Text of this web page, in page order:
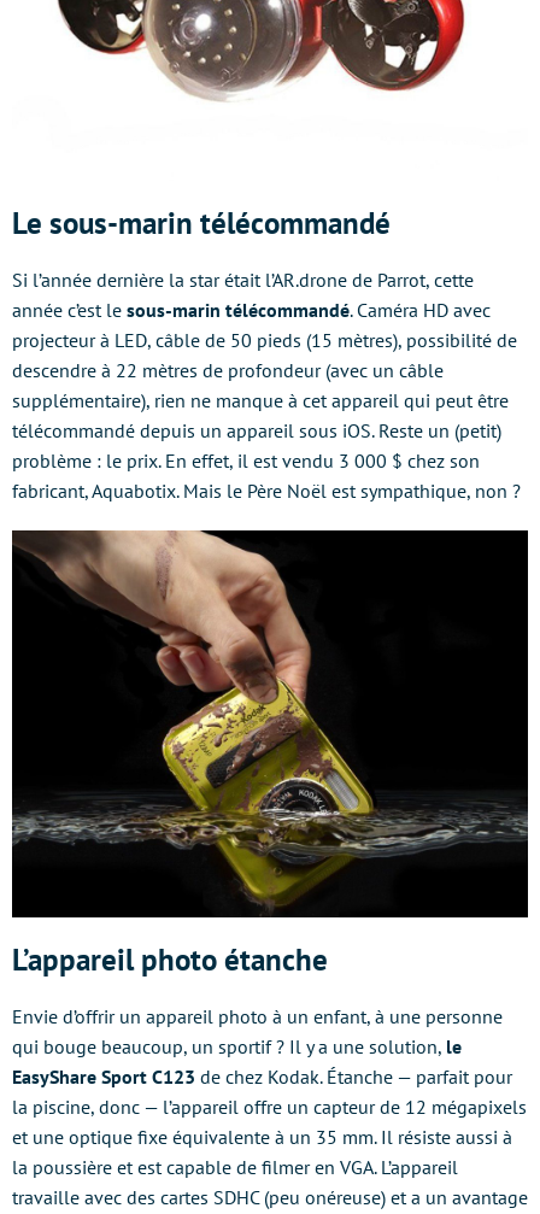
Le sous-marin télécommandé
Si l’année dernière la star était l’AR.drone de Parrot, cette
année c’est le sous-marin télécommandé. Caméra HD avec
projecteur à LED, câble de 50 pieds (15 mètres), possibilité de
descendre à 22 mètres de profondeur (avec un câble
supplémentaire), rien ne manque à cet appareil qui peut être
télécommandé depuis un appareil sous iOS. Reste un (petit)
problème : le prix. En effet, il est vendu 3 000 $ chez son
fabricant, Aquabotix. Mais le Père Noël est sympathique, non ?
L’appareil photo étanche
Envie d’offrir un appareil photo à un enfant, à une personne
qui bouge beaucoup, un sportif ? Il y a une solution, le
EasyShare Sport C123 de chez Kodak. Étanche — parfait pour
la piscine, donc — l’appareil offre un capteur de 12 mégapixels
et une optique fixe équivalente à un 35 mm. Il résiste aussi à
la poussière et est capable de filmer en VGA. L’appareil
travaille avec des cartes SDHC (peu onéreuse) et a un avantage